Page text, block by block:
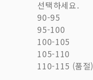
선택하세요.
90-95
95-100
100-105
105-110
110-115 (품절)